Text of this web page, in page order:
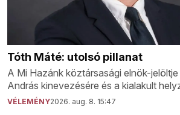
Tóth Máté: utolsó pillanat
A Mi Hazánk köztársasági elnök-
András kinevezésére és a kialakult
VÉLEMÉNY2026. aug. 8. 15:47